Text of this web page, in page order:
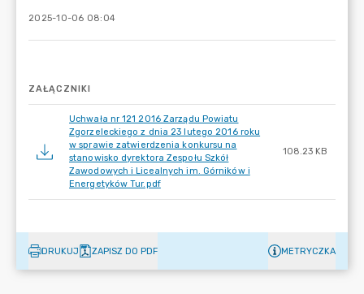
2025-10-06 08:04
ZAŁĄCZNIKI
Uchwała nr 121 2016 Zarządu Powiatu
Zgorzeleckiego z dnia 23 lutego 2016 roku
w sprawie zatwierdzenia konkursu na
stanowisko dyrektora Zespołu Szkół
Zawodowych i Licealnych im. Górników i
Energetyków Tur.pdf
108.23 KB
DRUKUJ ZAPISZ DO PDF METRYCZKA